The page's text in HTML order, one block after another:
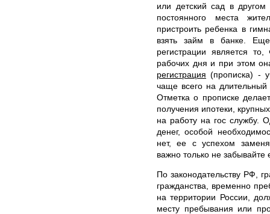
или детский сад в
постоянного места
пристроить ребенка в
взять займ в банке.
регистрации является
рабочих дня и при этом
регистрация (прописка) -
чаще всего на
Отметка о прописке
получения ипотеки,
на работу на гос службу.
денег, особой
нет, ее с успехом
важно только не
По законодательству РФ,
гражданства, временно
на территории России,
месту пребывания или